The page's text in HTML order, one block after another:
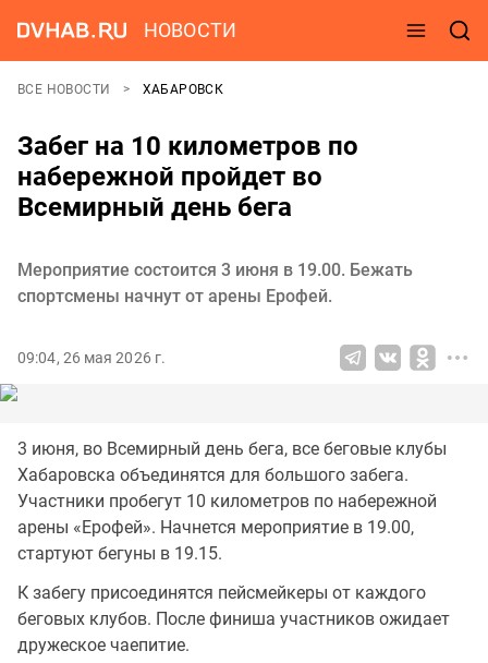
НОВОСТИ
ВСЕ НОВОСТИ ХАБАРОВСК
Забег на 10 километров по
набережной пройдет во
Всемирный день бега
Мероприятие состоится 3 июня в 19.00. Бежать
спортсмены начнут от арены Ерофей.
09:04, 26 мая 2026 г.
3 июня, во Всемирный день бега, все беговые клубы
Хабаровска объединятся для большого забега.
Участники пробегут 10 километров по набережной
арены «Ерофей». Начнется мероприятие в 19.00,
стартуют бегуны в 19.15.
К забегу присоединятся пейсмейкеры от каждого
беговых клубов. После финиша участников ожидает
дружеское чаепитие.